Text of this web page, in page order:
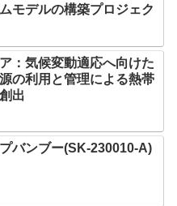
モデルの構築プロジェク
：気候変動適応へ向けた
の利用と管理による熱帯
出
バンブー(SK-230010-A)